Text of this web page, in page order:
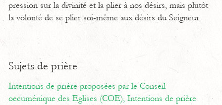
pression sur la divinité et la plier à nos désirs, mais plutôt
la volonté de se plier soi-même aux désirs du Seigneur.
Sujets de prière
Intentions de prière proposées par le Conseil
oecuménique des Eglises (COE), Intentions de prière